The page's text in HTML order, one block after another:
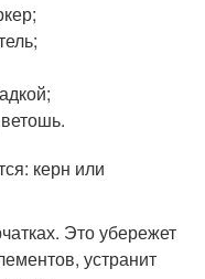
керн или
Это убережет
устранит